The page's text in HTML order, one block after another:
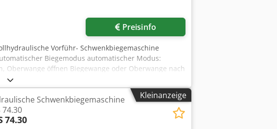
Preisinfo
Vorführ- Schwenkbiegemaschine
Biegemodus automatischer Modus:
Oberwange öffnen Biegewange oder Oberwange nach
der Oberwange Hinteranschlag manuell
Biegelänge: 2500 mm Biegeleistung: 2,5 mm
verstellbar min/max: 60/1000 mm Leistung: 3,0 kW
vorbehalten Weitere tech. Daten siehe pdf.
Kleinanzeige
Schwenkbiegemaschine
74.30
74.30